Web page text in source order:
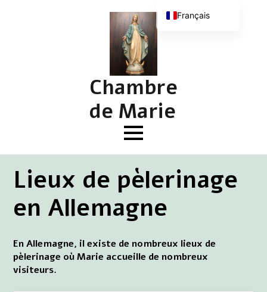
Chambre
de Marie
Lieux de pèlerinage
en Allemagne
En Allemagne, il existe de nombreux lieux de
pèlerinage où Marie accueille de nombreux
visiteurs.
Français